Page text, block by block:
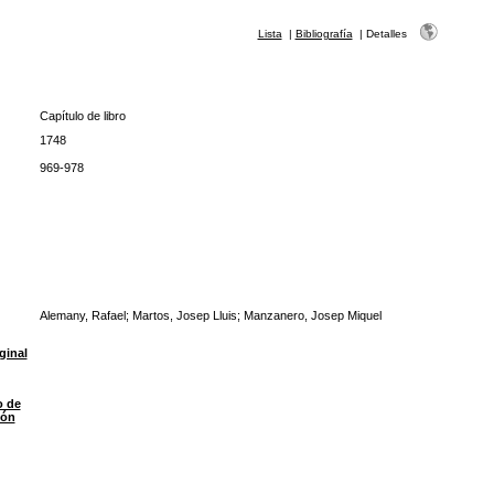
Lista | Bibliografía | Detalles
Capítulo de libro
1748
969-978
Alemany, Rafael; Martos, Josep Lluis; Manzanero, Josep Miquel
de